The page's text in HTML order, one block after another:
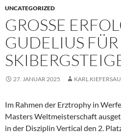
UNCATEGORIZED
GROSSE
UDELIUS FÜR
27. JANUAR 2025 KARL
Im Rahmen der Erztrophy in
Masters Weltmeisterschaft
in der Disziplin Vertical den 2.